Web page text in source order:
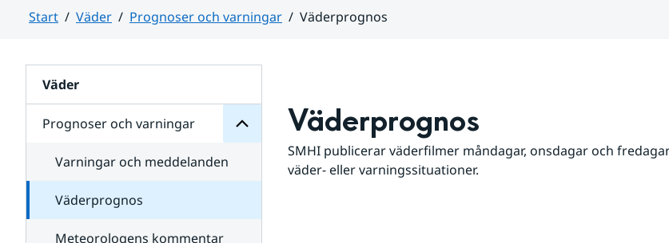
Start Väder Prognoser och varningar
Väderprognos
Väder
Prognoser och varningar
för
varningar
Varningar och meddelanden
Väderprognos
Meteorologens kommentar
Väderprognos
SMHI publicerar väderfilmer måndagar, onsdagar och
väder- eller varningssituationer.